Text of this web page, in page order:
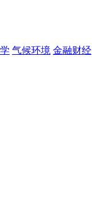
气候环境 金融财经